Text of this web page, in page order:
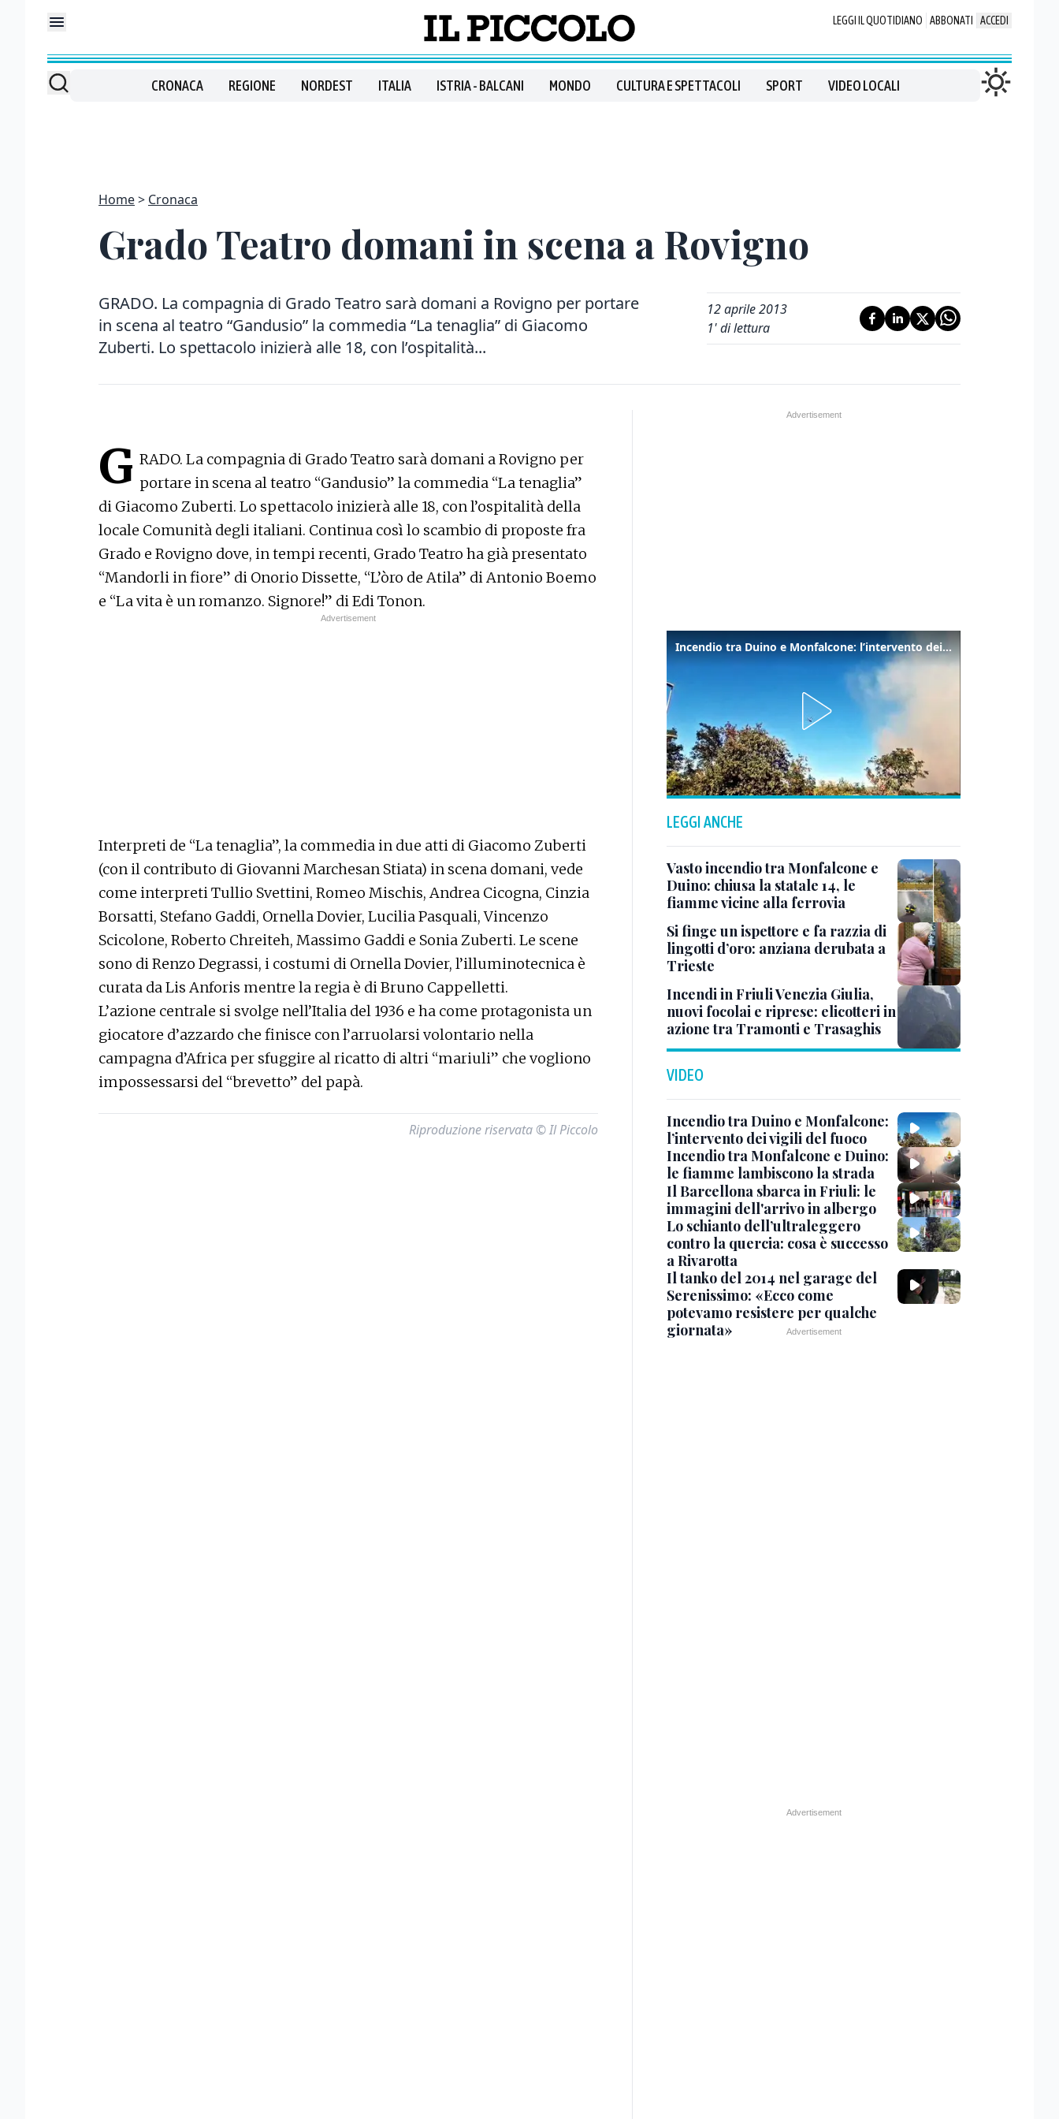
LEGGI IL QUOTIDIANO ABBONATI ACCEDI
CRONACA REGIONE NORDEST ITALIA ISTRIA - BALCANI MONDO CULTURA E SPETTACOLI SPORT VIDEO LOCALI
Home Cronaca
Grado Teatro domani in scena a Rovigno
GRADO. La compagnia di Grado Teatro sarà domani a Rovigno per portare
in scena al teatro “Gandusio” la commedia “La tenaglia” di Giacomo
Zuberti. Lo spettacolo inizierà alle 18, con l’ospitalità...
12 aprile 2013
1' di lettura
G RADO. La compagnia di Grado Teatro sarà domani a Rovigno per
portare in scena al teatro “Gandusio” la commedia “La tenaglia”
di Giacomo Zuberti. Lo spettacolo inizierà alle 18, con l’ospitalità della
locale Comunità degli italiani. Continua così lo scambio di proposte fra
Grado e Rovigno dove, in tempi recenti, Grado Teatro ha già presentato
“Mandorli in fiore” di Onorio Dissette, “L’òro de Atila” di Antonio Boemo
e “La vita è un romanzo. Signore!” di Edi Tonon.
Interpreti de “La tenaglia”, la commedia in due atti di Giacomo Zuberti
(con il contributo di Giovanni Marchesan Stiata) in scena domani, vede
come interpreti Tullio Svettini, Romeo Mischis, Andrea Cicogna, Cinzia
Borsatti, Stefano Gaddi, Ornella Dovier, Lucilia Pasquali, Vincenzo
Scicolone, Roberto Chreiteh, Massimo Gaddi e Sonia Zuberti. Le scene
sono di Renzo Degrassi, i costumi di Ornella Dovier, l’illuminotecnica è
curata da Lis Anforis mentre la regia è di Bruno Cappelletti.
L’azione centrale si svolge nell’Italia del 1936 e ha come protagonista un
giocatore d’azzardo che finisce con l’arruolarsi volontario nella
campagna d’Africa per sfuggire al ricatto di altri “mariuli” che vogliono
impossessarsi del “brevetto” del papà.
Riproduzione riservata © Il Piccolo
Incendio tra Duino e Monfalcone: l’intervento dei vigili del fuoco
LEGGI ANCHE
Vasto incendio tra Monfalcone e
Duino: chiusa la statale 14, le
fiamme vicine alla ferrovia
Si finge un ispettore e fa razzia di
lingotti d’oro: anziana derubata a
Trieste
Incendi in Friuli Venezia Giulia,
nuovi focolai e riprese: elicotteri in
azione tra Tramonti e Trasaghis
VIDEO
Incendio tra Duino e Monfalcone:
l’intervento dei vigili del fuoco
Incendio tra Monfalcone e Duino:
le fiamme lambiscono la strada
Il Barcellona sbarca in Friuli: le
immagini dell'arrivo in albergo
Lo schianto dell’ultraleggero
contro la quercia: cosa è successo
a Rivarotta
Il tanko del 2014 nel garage del
Serenissimo: «Ecco come
potevamo resistere per qualche
giornata»